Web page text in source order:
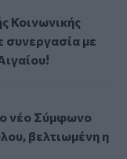
Κοινωνικής
συνεργασία με
Σύμφωνο
νέο Σύμφωνο
βελτιωμένη η